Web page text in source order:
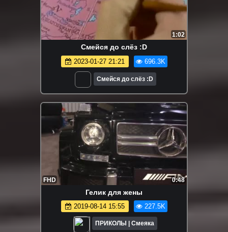
1:02
Смейся до слёз :D
2023-01-27 21:21 696.3K
Смейся до слёз :D
FHD 0:48
Гелик для жены
2019-08-14 15:55 227.5K
ПРИКОЛЫ | Смеяка